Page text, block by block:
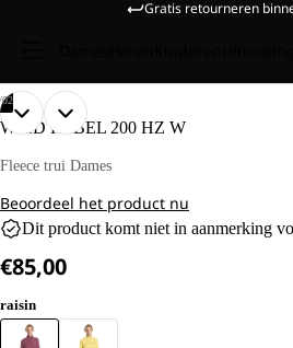
Gratis retourneren
ONS
MODEL
170
LANG
EN
MAAT
M.
02
AFBEELDING
IN
SCHERM
ONS
MODEL
170
LANG
EN
MAAT
M.
AFBEELDING
IN
SCHERM
WILD REBEL 200 HZ W
Fleece trui Dames
Beoordeel het product nu
Dit product komt niet in aanmerking
€85,00
raisin